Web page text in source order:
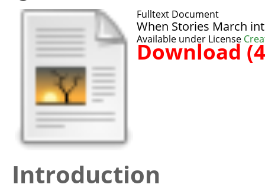
Fulltext Document
When Stories March
Available under License
Download
Introduction